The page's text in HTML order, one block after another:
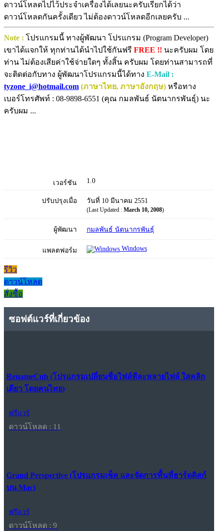
ดาวน์โหลดไปไว้ประจำเครื่องได้เลยนะครับเรียกได้ว่า
ดาวน์โหลดกันครั้งเดียว ไม่ต้องดาวน์โหลดอีกเลยครับ ...
Note : โปรแกรมนี้ ทางผู้พัฒนา โปรแกรม (Program Developer)
เขาได้แจกให้ ทุกท่านได้นำไปใช้กันฟรี FREE !! นะครับผม โดย
ท่าน ไม่ต้องเสียค่าใช้จ่ายใดๆ ทั้งสิ้น ครับผม โดยท่านสามารถที่
จะติดต่อกับทาง ผู้พัฒนาโปรแกรมนี้ได้ทาง E-Mail :
tyzone_i@hotmail.com (ภาษาไทย, ภาษาอังกฤษ) หรือทาง
เบอร์โทรศัพท์ : 08-9898-6551 (คุณ กมลพันธ์ นัตนากรพันธุ์) นะ
ครับผม ...
เวอร์ชัน 1.0
ปรับปรุงเมื่อ วันที่ 10 มีนาคม 2551
(Last Updated : March 10, 2008)
ผู้พัฒนา กมลพันธ์ นัตนากรพันธุ์
แพลตฟอร์ม Windows
รีวิว
ดาวน์โหลด
สั่งซื้อ
ซอฟต์แวร์ที่เกี่ยวข้อง
RenameCub (โปรแกรมเปลี่ยนชื่อไฟล์ทีละหลายไฟล์ ใสคลิก
เดียว โดยคนไทย)
ฟรีแวร์
ดาวน์โหลด : 11
Grand Perspective (โปรแกรมเช็ค และจัดการพื้นที่ฮาร์ดดิสก์
บน Mac)
ฟรีแวร์
ดาวน์โหลด : 9